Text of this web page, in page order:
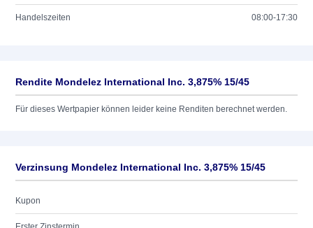
Handelszeiten 08:00-17:30
Rendite Mondelez International Inc. 3,875% 15/45
Für dieses Wertpapier können leider keine Renditen berechnet werden.
Verzinsung Mondelez International Inc. 3,875% 15/45
Kupon